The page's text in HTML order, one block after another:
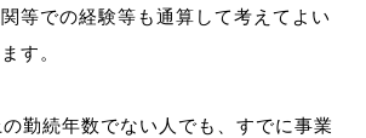
等での経験等も通算して考えてよい
す。
勤続年数でない人でも、すでに事業